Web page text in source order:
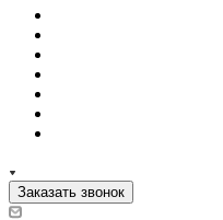
Заказать звонок